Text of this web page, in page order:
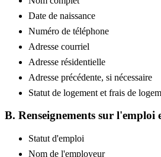
Date de naissance
Numéro de téléphone
Adresse courriel
Adresse résidentielle
Adresse précédente, si nécessaire
Statut de logement et frais de
B. Renseignements sur l'emploi
Statut d'emploi
Nom de l'employeur